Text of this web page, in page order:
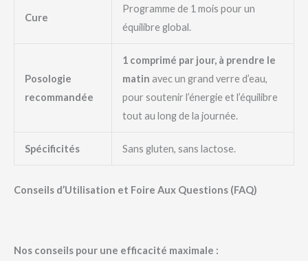
Cure
Programme de 1 mois pour un
équilibre global.
Posologie
recommandée
1 comprimé par jour, à prendre le
matin avec un grand verre d’eau,
pour soutenir l’énergie et l’équilibre
tout au long de la journée.
Spécificités Sans gluten, sans lactose.
Conseils d’Utilisation et Foire Aux Questions (FAQ)
Nos conseils pour une efficacité maximale :